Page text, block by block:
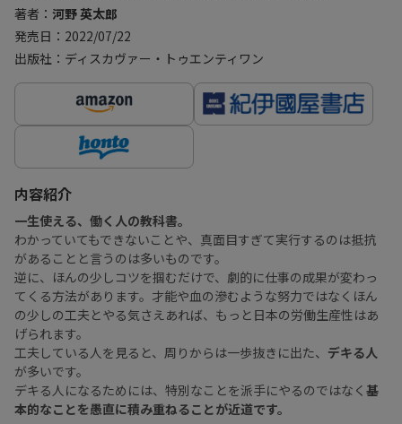
著者： 河野 英太郎
発売日：2022/07/22
出版社：ディスカヴァー・トゥエンティワン
内容紹介
一生使える、働く人の教科書。
わかっていてもできないことや、真面目すぎて実行するのは抵抗
があることと言うのは多いものです。
逆に、ほんの少しコツを掴むだけで、劇的に仕事の成果が変わっ
てくる方法があります。才能や血の滲むような努力ではなくほん
の少しの工夫とやる気さえあれば、もっと日本の労働生産性はあ
げられます。
工夫している人を見ると、周りからは一歩抜きに出た、 デキる人
が多いです。
デキる人になるためには、特別なことを派手にやるのではなく 基
本的なことを愚直に積み重ねることが近道です。